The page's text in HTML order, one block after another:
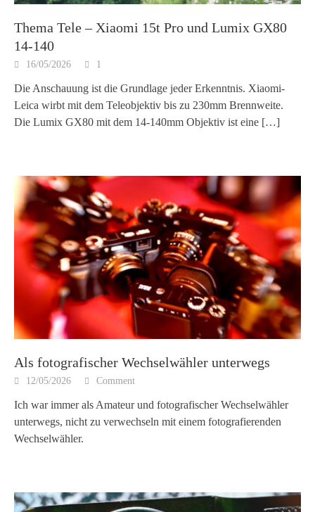
Thema Tele – Xiaomi 15t Pro und Lumix GX80
14-140
16/05/2026 1
Die Anschauung ist die Grundlage jeder Erkenntnis. Xiaomi-
Leica wirbt mit dem Teleobjektiv bis zu 230mm Brennweite.
Die Lumix GX80 mit dem 14-140mm Objektiv ist eine […]
Als fotografischer Wechselwähler unterwegs
12/05/2026 Comment
Ich war immer als Amateur und fotografischer Wechselwähler
unterwegs, nicht zu verwechseln mit einem fotografierenden
Wechselwähler.